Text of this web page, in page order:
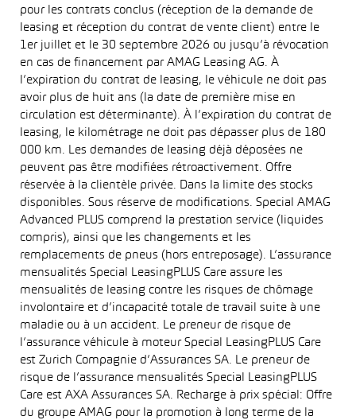
pour les contrats conclus (réception de la demande de
leasing et réception du contrat de vente client) entre le
1er juillet et le 30 septembre 2026 ou jusqu’à révocation
en cas de financement par AMAG Leasing AG. À
l’expiration du contrat de leasing, le véhicule ne doit pas
avoir plus de huit ans (la date de première mise en
circulation est déterminante). À l’expiration du contrat de
leasing, le kilométrage ne doit pas dépasser plus de 180
000 km. Les demandes de leasing déjà déposées ne
peuvent pas être modifiées rétroactivement. Offre
réservée à la clientèle privée. Dans la limite des stocks
disponibles. Sous réserve de modifications. Special AMAG
Advanced PLUS comprend la prestation service (liquides
compris), ainsi que les changements et les
remplacements de pneus (hors entreposage). L’assurance
mensualités Special LeasingPLUS Care assure les
mensualités de leasing contre les risques de chômage
involontaire et d’incapacité totale de travail suite à une
maladie ou à un accident. Le preneur de risque de
l’assurance véhicule à moteur Special LeasingPLUS Care
est Zurich Compagnie d’Assurances SA. Le preneur de
risque de l’assurance mensualités Special LeasingPLUS
Care est AXA Assurances SA. Recharge à prix spécial: Offre
du groupe AMAG pour la promotion à long terme de la